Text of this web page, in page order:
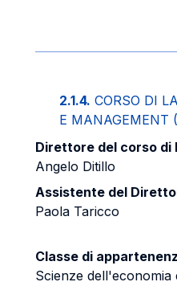
2.1.4. CORSO DI
E MANAGEMENT
Direttore del corso di
Angelo Ditillo
Assistente del
Paola Taricco
Classe di
Scienze dell'economia